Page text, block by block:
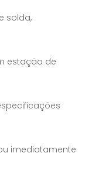
solda,
estação de
imediatamente